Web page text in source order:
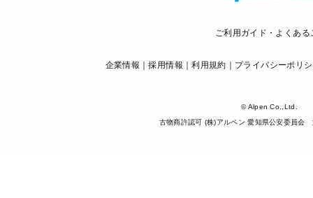
ご利用ガイド・よくある
企業情報 採用情報 利用規約 プライバシーポリ
© Alpen Co.,Ltd.
古物商許認可 (株)アルペン 愛知県公安委員